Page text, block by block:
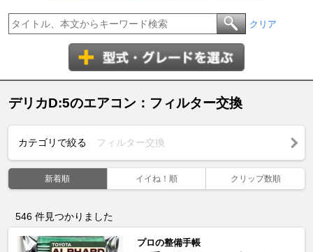
クリア
デリカD:5のエアコン：フィルター交換
カテゴリで絞る フィルター交換
新着順 イイね！順 クリップ数順
546 件見つかりました
プロの整備手帳